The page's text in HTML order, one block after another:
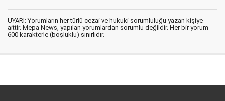
UYARI: Yorumların her türlü cezai ve hukuki sorumluluğu yazan kişiye
aittir. Mepa News, yapılan yorumlardan sorumlu değildir. Her bir yorum
600 karakterle (boşluklu) sınırlıdır.